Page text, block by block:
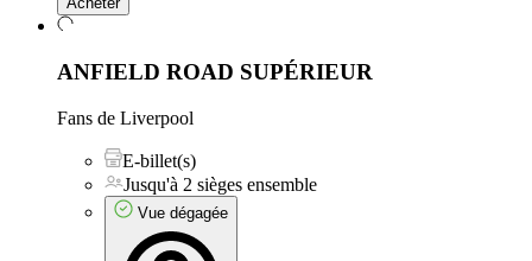
ANFIELD ROAD SUPÉRIEUR
Fans de Liverpool
E-billet(s)
Jusqu'à 2 sièges ensemble
Vue dégagée